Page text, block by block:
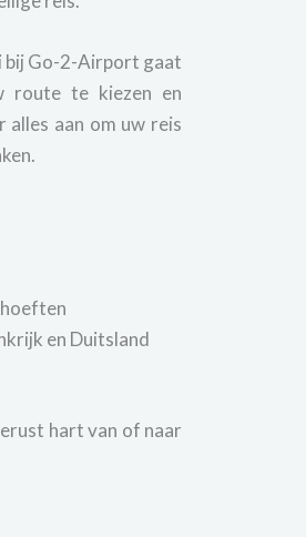
bij Go-2-Airport gaat
route te kiezen en
aan om uw reis
en Duitsland
hart van of naar